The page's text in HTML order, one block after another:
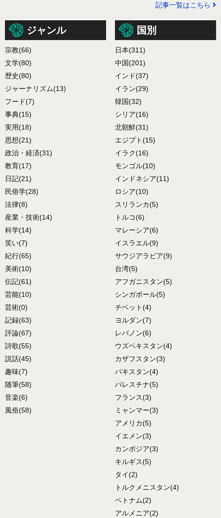
記事一覧はこちら
ジャンル
宗教(66)
文学(80)
歴史(80)
ジャーナリズム(13)
フード(7)
事典(15)
実用(18)
思想(21)
政治・経済(31)
教育(17)
日記(21)
民俗学(28)
法律(8)
産業・技術(14)
科学(14)
笑い(7)
紀行(65)
美術(10)
伝記(61)
芸能(10)
芸術(0)
記録(63)
評論(67)
詩歌(55)
説話(45)
趣味(7)
随筆(58)
音楽(6)
風俗(58)
国別
日本(311)
中国(201)
インド(37)
イラン(29)
韓国(32)
シリア(16)
北朝鮮(31)
エジプト(15)
イラク(16)
モンゴル(10)
インドネシア(11)
ロシア(10)
スリランカ(5)
トルコ(6)
マレーシア(6)
イスラエル(9)
サウジアラビア(9)
台湾(5)
アフガニスタン(5)
シンガポール(5)
チベット(4)
ヨルダン(7)
レバノン(6)
ウズベキスタン(4)
カザフスタン(3)
パキスタン(4)
パレスチナ(5)
フランス(3)
ミャンマー(3)
アメリカ(5)
イエメン(3)
カンボジア(3)
キルギス(5)
タイ(2)
トルクメニスタン(4)
ベトナム(2)
アルメニア(2)